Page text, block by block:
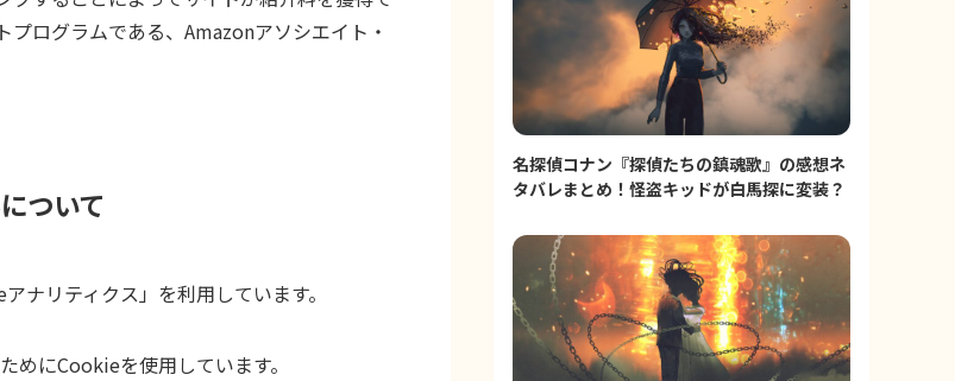
ログラムである、Amazonアソシエイト・
ついて
ナリティクス」を利用しています。
めにCookieを使用しています。
名探偵コナン『探偵たちの鎮魂歌』の感想ネ
タバレまとめ！怪盗キッドが白馬探に変装？